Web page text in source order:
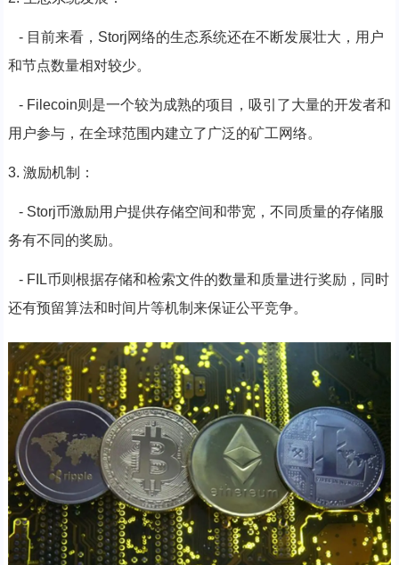
- 目前来看，Storj网络的生态系统还在不断发展壮大，用户
和节点数量相对较少。
- Filecoin则是一个较为成熟的项目，吸引了大量的开发者和
用户参与，在全球范围内建立了广泛的矿工网络。
3. 激励机制：
- Storj币激励用户提供存储空间和带宽，不同质量的存储服
务有不同的奖励。
- FIL币则根据存储和检索文件的数量和质量进行奖励，同时
还有预留算法和时间片等机制来保证公平竞争。